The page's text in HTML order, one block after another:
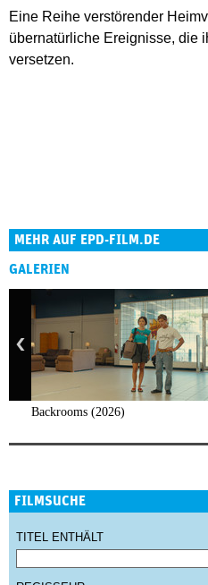
Eine Reihe verstörender
übernatürliche Ereignisse, die
versetzen.
MEHR AUF EPD-FILM.DE
GALERIEN
Backrooms (2026)
FILMSUCHE
TITEL ENTHÄLT